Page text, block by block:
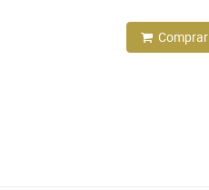
Comprar